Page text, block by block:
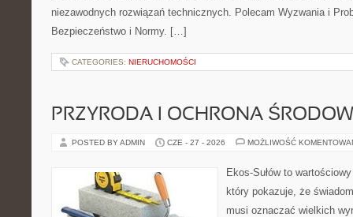
niezawodnych rozwiązań technicznych. Polecam Wyzwania i
Bezpieczeństwo i Normy. […]
CATEGORIES: NIERUCHOMOŚCI
PRZYRODA I OCHRONA
POSTED BY ADMIN CZE - 27 - 2026 MOŻLIWOŚĆ
Ekos-Sułów to
który pokazuje, że
musi oznaczać wielkich